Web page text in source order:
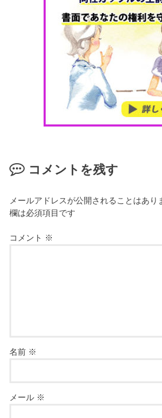
コメントを残す
メールアドレスが公開されることはあり
欄は必須項目です
コメント ※
名前 ※
メール ※